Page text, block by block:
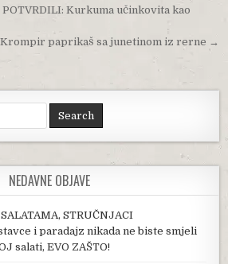
Kurkuma učinkovita kao
Krompir paprikaš sa junetinom iz rerne →
NEDAVNE OBJAVE
STRUČNJACI
i paradajz nikada ne biste smjeli
salati, EVO ZAŠTO!